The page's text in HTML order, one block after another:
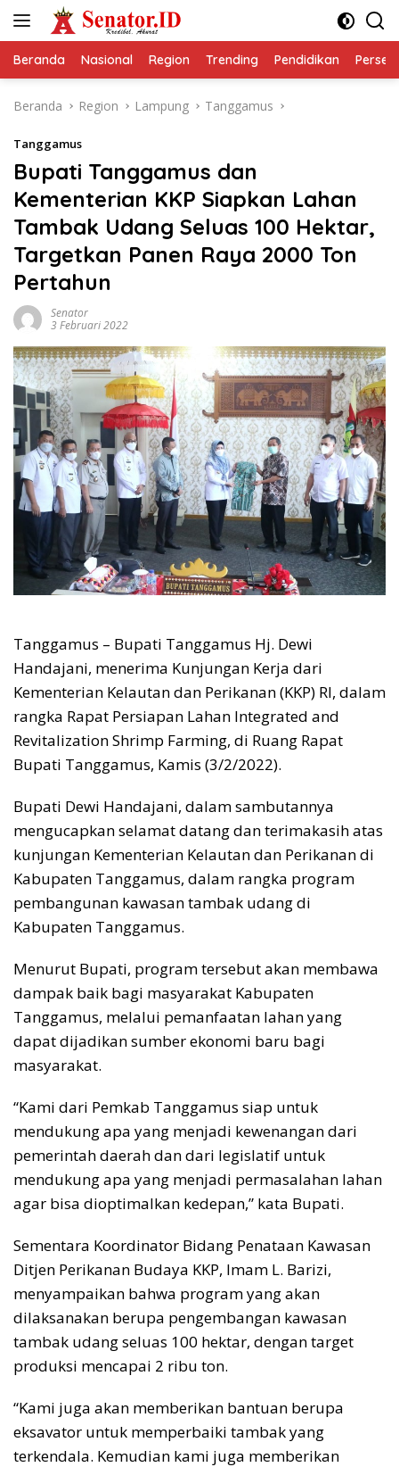
Beranda Nasional Region Trending Pendidikan
Beranda Region Lampung Tanggamus
Tanggamus
Bupati Tanggamus dan
Kementerian KKP Siapkan Lahan
Tambak Udang Seluas 100 Hektar,
Targetkan Panen Raya 2000 Ton
Pertahun
Senator
3 Februari 2022
Tanggamus – Bupati Tanggamus Hj. Dewi
Handajani, menerima Kunjungan Kerja dari
Kementerian Kelautan dan Perikanan (KKP) RI, dalam
rangka Rapat Persiapan Lahan Integrated and
Revitalization Shrimp Farming, di Ruang Rapat
Bupati Tanggamus, Kamis (3/2/2022).
Bupati Dewi Handajani, dalam sambutannya
mengucapkan selamat datang dan terimakasih atas
kunjungan Kementerian Kelautan dan Perikanan di
Kabupaten Tanggamus, dalam rangka program
pembangunan kawasan tambak udang di
Kabupaten Tanggamus.
Menurut Bupati, program tersebut akan membawa
dampak baik bagi masyarakat Kabupaten
Tanggamus, melalui pemanfaatan lahan yang
dapat dijadikan sumber ekonomi baru bagi
masyarakat.
“Kami dari Pemkab Tanggamus siap untuk
mendukung apa yang menjadi kewenangan dari
pemerintah daerah dan dari legislatif untuk
mendukung apa yang menjadi permasalahan lahan
agar bisa dioptimalkan kedepan,” kata Bupati.
Sementara Koordinator Bidang Penataan Kawasan
Ditjen Perikanan Budaya KKP, Imam L. Barizi,
menyampaikan bahwa program yang akan
dilaksanakan berupa pengembangan kawasan
tambak udang seluas 100 hektar, dengan target
produksi mencapai 2 ribu ton.
“Kami juga akan memberikan bantuan berupa
eksavator untuk memperbaiki tambak yang
terkendala. Kemudian kami juga memberikan